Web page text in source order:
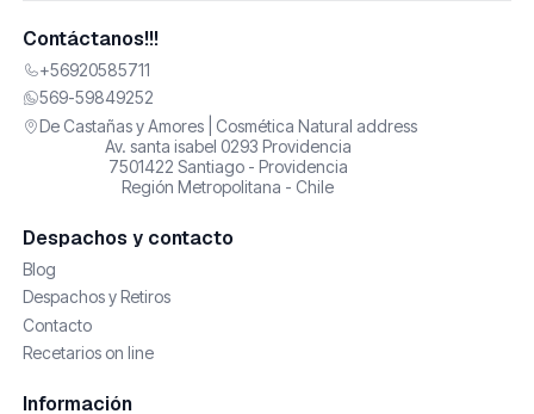
Contáctanos!!!
+56920585711
569-59849252
De Castañas y Amores | Cosmética Natural address
Av. santa isabel 0293 Providencia
7501422 Santiago - Providencia
Región Metropolitana - Chile
Despachos y contacto
Blog
Despachos y Retiros
Contacto
Recetarios on line
Información